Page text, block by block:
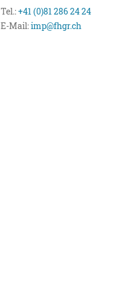
Tel.:+41 (0)81 286 24 24
E-Mail:imp@fhgr.ch